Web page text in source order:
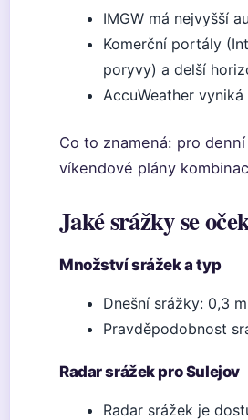
IMGW má nejvyšší
Komerční portály
poryvy) a delší
AccuWeather
Co to znamená: pro
víkendové plány
Jaké srážky se
Množství srážek a typ
Dnešní srážky: 0,3
Pravděpodobnost
Radar srážek pro Sulejov
Radar srážek je